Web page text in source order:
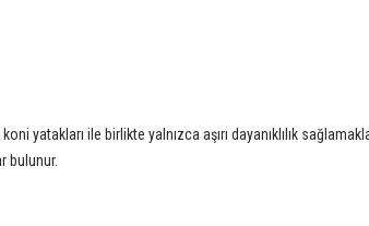
yatakları ile birlikte yalnızca aşırı dayanıklılık
bulunur.